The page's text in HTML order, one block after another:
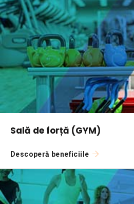
Sală de forță (GYM)
Descoperă beneficiile